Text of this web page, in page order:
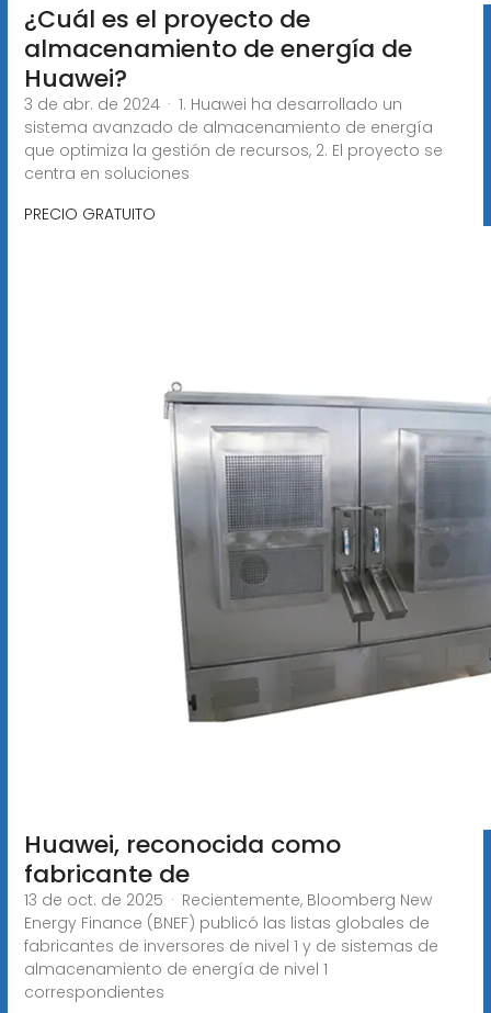
¿Cuál es el proyecto de
almacenamiento de energía de
Huawei?
3 de abr. de 2024 · 1. Huawei ha desarrollado un
sistema avanzado de almacenamiento de energía
que optimiza la gestión de recursos, 2. El proyecto se
centra en soluciones
PRECIO GRATUITO
Huawei, reconocida como
fabricante de
13 de oct. de 2025 · Recientemente, Bloomberg New
Energy Finance (BNEF) publicó las listas globales de
fabricantes de inversores de nivel 1 y de sistemas de
almacenamiento de energía de nivel 1
correspondientes